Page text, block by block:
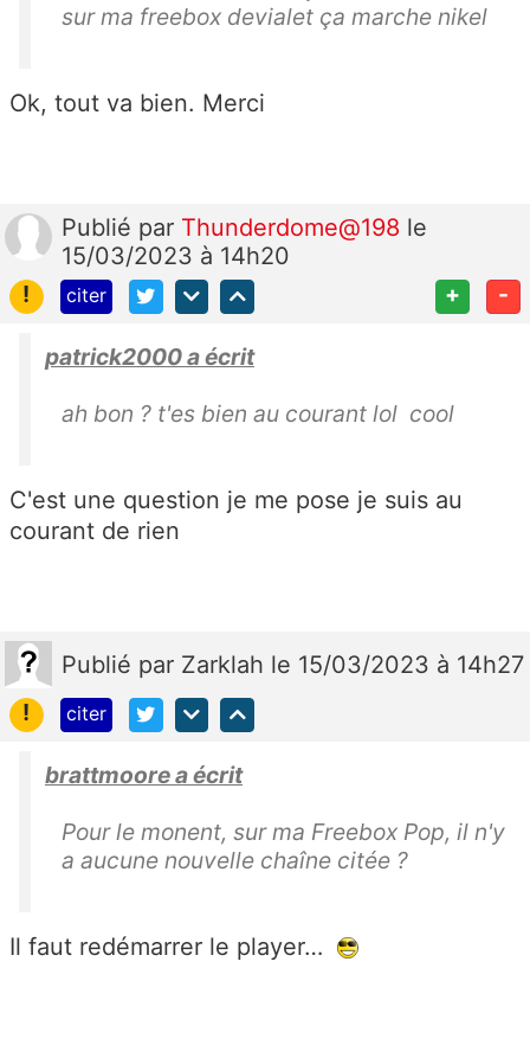
sur ma freebox devialet ça marche nikel
Ok, tout va bien. Merci
Publié par Thunderdome@198 le
15/03/2023 à 14h20
!
citer + -
patrick2000 a écrit
ah bon ? t'es bien au courant lol cool
C'est une question je me pose je suis au
courant de rien
Publié par Zarklah le 15/03/2023 à 14h27
!
citer
brattmoore a écrit
Pour le monent, sur ma Freebox Pop, il n'y
a aucune nouvelle chaîne citée ?
Il faut redémarrer le player…